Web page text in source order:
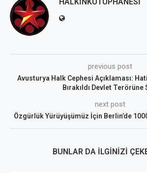
previous post
Avusturya Halk Cephesi Açıklaması:
Bırakıldı Devlet Terörüne
next post
Özgürlük Yürüyüşümüz İçin Berlin’de
BUNLAR DA İLGINIZI